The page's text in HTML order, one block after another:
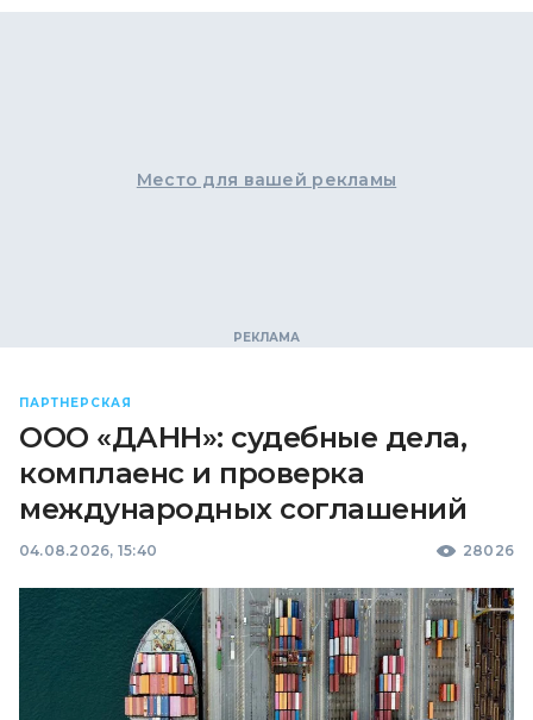
Место для вашей рекламы
ПАРТНЕРСКАЯ
ООО «ДАНН»: судебные дела,
комплаенс и проверка
международных соглашений
04.08.2026, 15:40 28026